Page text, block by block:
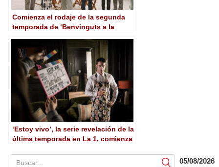
Comienza el rodaje de la segunda
temporada de ‘Benvinguts a la
‘Estoy vivo’, la serie revelación de la
última temporada en La 1, comienza
Submit05/08/2026